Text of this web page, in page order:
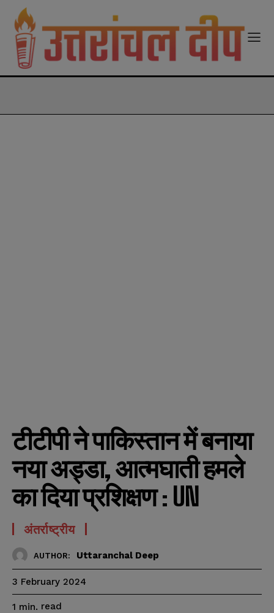
टीटीपी ने पाकिस्तान में बनाया
नया अड्डा, आत्मघाती हमले
का दिया प्रशिक्षण : UN
अंतर्राष्ट्रीय
AUTHOR: Uttaranchal Deep
3 February 2024
1 min. read